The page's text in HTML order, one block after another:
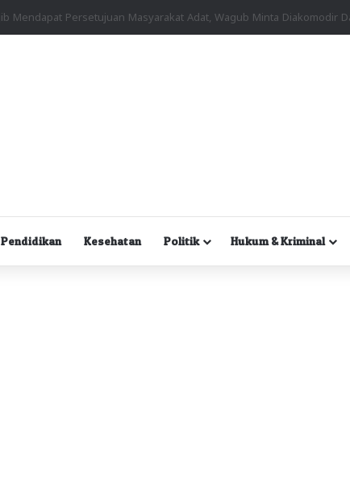
Pendidikan Kesehatan Politik Hukum & Kriminal